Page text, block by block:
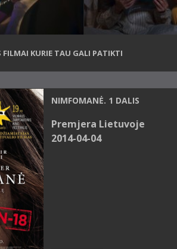
FILMAI KURIE TAU GALI PATIKTI
NIMFOMANĖ. 1 DALIS
Premjera Lietuvoje
2014-04-04